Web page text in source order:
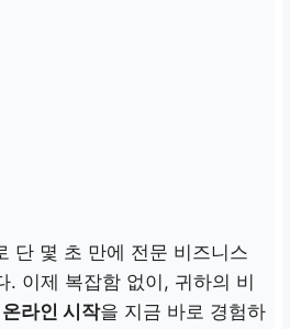
단 몇 초 만에 전문 비즈니스
. 이제 복잡함 없이, 귀하의 비
라인 시작을 지금 바로 경험하